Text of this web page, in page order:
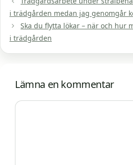
i trädgården medan jag genomgår
Ska du flytta lökar – när och hur
i trädgården
Lämna en kommentar
Kommentar